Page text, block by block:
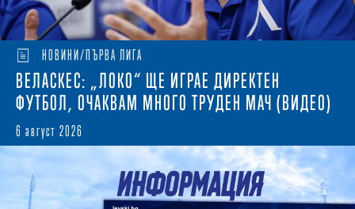
НОВИНИ/ПЪРВА ЛИГА
ВЕЛАСКЕС: „ЛОКО“ ЩЕ ИГРАЕ ДИРЕКТЕН
ФУТБОЛ, ОЧАКВАМ МНОГО ТРУДЕН МАЧ (ВИДЕО)
6 август 2026